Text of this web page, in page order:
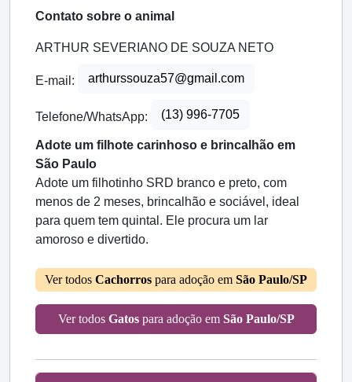
Contato sobre o animal
ARTHUR SEVERIANO DE SOUZA NETO
E-mail: arthurssouza57@gmail.com
Telefone/WhatsApp: (13) 996-7705
Adote um filhote carinhoso e brincalhão em
São Paulo
Adote um filhotinho SRD branco e preto, com
menos de 2 meses, brincalhão e sociável, ideal
para quem tem quintal. Ele procura um lar
amoroso e divertido.
Ver todos Cachorros para adoção em São Paulo/SP
Ver todos Gatospara adoção em São Paulo/SP